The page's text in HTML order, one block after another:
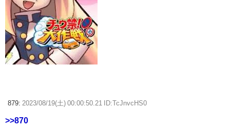
879: 2023/08/19(土) 00:00:50.21 ID:TcJnvcHS0
>>870